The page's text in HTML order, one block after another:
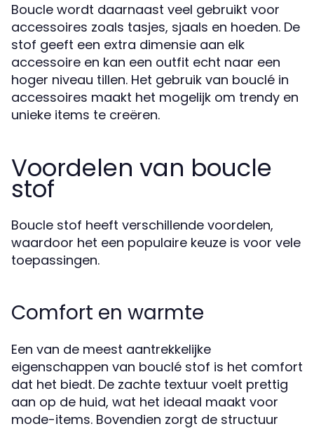
Boucle wordt daarnaast veel gebruikt voor
accessoires zoals tasjes, sjaals en hoeden. De
stof geeft een extra dimensie aan elk
accessoire en kan een outfit echt naar een
hoger niveau tillen. Het gebruik van bouclé in
accessoires maakt het mogelijk om trendy en
unieke items te creëren.
Voordelen van boucle
stof
Boucle stof heeft verschillende voordelen,
waardoor het een populaire keuze is voor vele
toepassingen.
Comfort en warmte
Een van de meest aantrekkelijke
eigenschappen van bouclé stof is het comfort
dat het biedt. De zachte textuur voelt prettig
aan op de huid, wat het ideaal maakt voor
mode-items. Bovendien zorgt de structuur